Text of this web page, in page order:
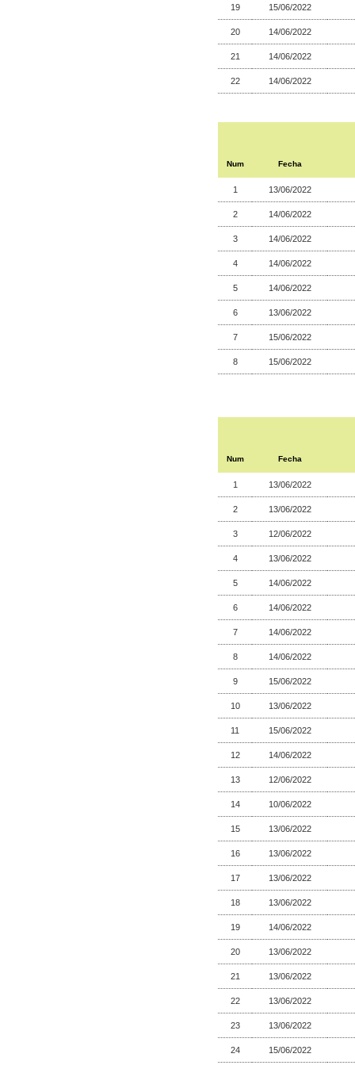
19 15/06/2022
20 14/06/2022
21 14/06/2022
22 14/06/2022
Num Fecha
1 13/06/2022
2 14/06/2022
3 14/06/2022
4 14/06/2022
5 14/06/2022
6 13/06/2022
7 15/06/2022
8 15/06/2022
Num Fecha
1 13/06/2022
2 13/06/2022
3 12/06/2022
4 13/06/2022
5 14/06/2022
6 14/06/2022
7 14/06/2022
8 14/06/2022
9 15/06/2022
10 13/06/2022
11 15/06/2022
12 14/06/2022
13 12/06/2022
14 10/06/2022
15 13/06/2022
16 13/06/2022
17 13/06/2022
18 13/06/2022
19 14/06/2022
20 13/06/2022
21 13/06/2022
22 13/06/2022
23 13/06/2022
24 15/06/2022